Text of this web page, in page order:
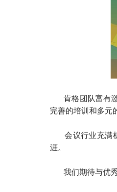
肯格团队富有激
完善的培训和多元
会议行业充满机
涯。
我们期待与优秀